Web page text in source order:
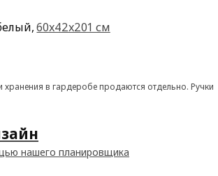
60x42x201 см
хранения в гардеробе продаются отдельно. Ручки
нашего планировщика